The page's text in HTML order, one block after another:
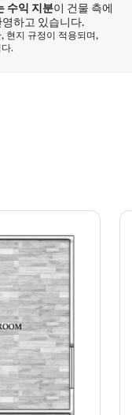
수익 지분이 건물 측에
하고 있습니다.
현지 규정이 적용되며,
.